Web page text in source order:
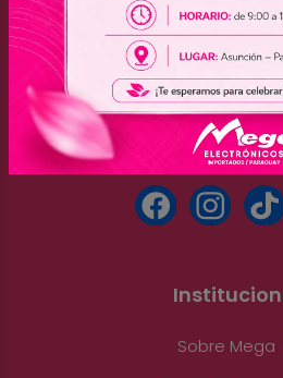
(061) 501-350 - (061) 513-
(061) 504-444 - (061) 501-
(061) 513-
Sobre Mega